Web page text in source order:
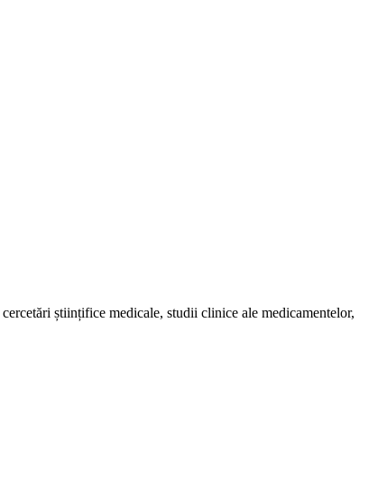
științifice medicale, studii clinice ale medicamentelor,